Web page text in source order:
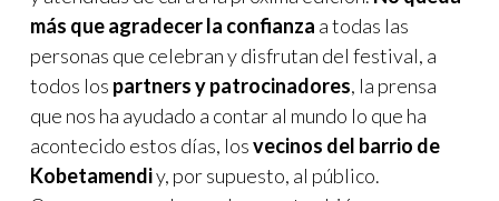
más que agradecer la confianza a todas las
personas que celebran y disfrutan del festival, a
todos los partners y patrocinadores, la prensa
que nos ha ayudado a contar al mundo lo que ha
acontecido estos días, losvecinos del barrio de
Kobetamendiy, por supuesto, al público.